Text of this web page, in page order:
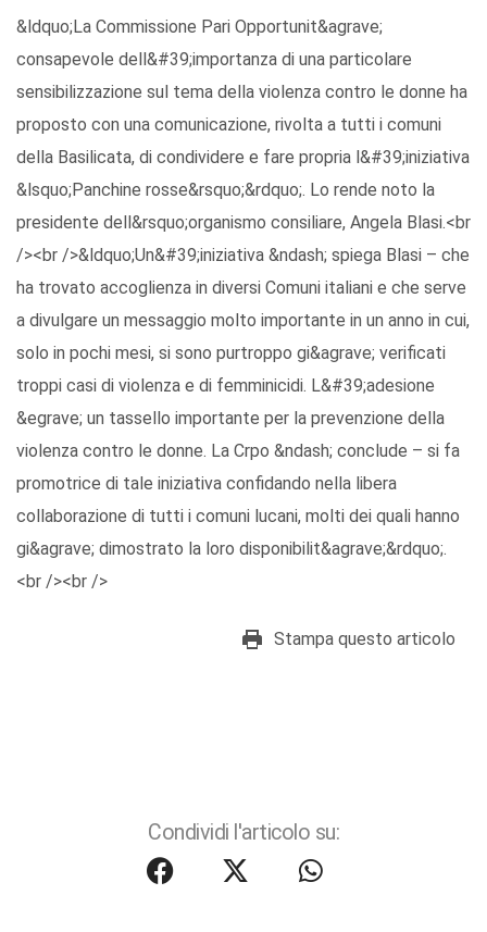
&ldquo;La Commissione Pari Opportunit&agrave;
consapevole dell&#39;importanza di una particolare
sensibilizzazione sul tema della violenza contro le donne ha
proposto con una comunicazione, rivolta a tutti i comuni
della Basilicata, di condividere e fare propria l&#39;iniziativa
&lsquo;Panchine rosse&rsquo;&rdquo;. Lo rende noto la
presidente dell&rsquo;organismo consiliare, Angela Blasi.<br
/><br />&ldquo;Un&#39;iniziativa &ndash; spiega Blasi – che
ha trovato accoglienza in diversi Comuni italiani e che serve
a divulgare un messaggio molto importante in un anno in cui,
solo in pochi mesi, si sono purtroppo gi&agrave; verificati
troppi casi di violenza e di femminicidi. L&#39;adesione
&egrave; un tassello importante per la prevenzione della
violenza contro le donne. La Crpo &ndash; conclude – si fa
promotrice di tale iniziativa confidando nella libera
collaborazione di tutti i comuni lucani, molti dei quali hanno
gi&agrave; dimostrato la loro disponibilit&agrave;&rdquo;.
<br /><br />
Stampa questo articolo
Condividi l'articolo su: